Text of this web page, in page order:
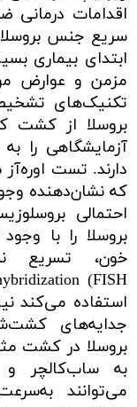
اقدامات درمانی
سریع جنس بروسلا
ابتدای بیماری
مزمن و عوارض
تکنیک‌های
بروسلا از کشت
آزمایشگاهی را
دارند. تست
که نشان‌دهنده
احتمالی
بروسلا را با
استفاده می‌کند
جدایه‌های
بروسلا در کشت
به ساب‌کالچر و
می‌توانند